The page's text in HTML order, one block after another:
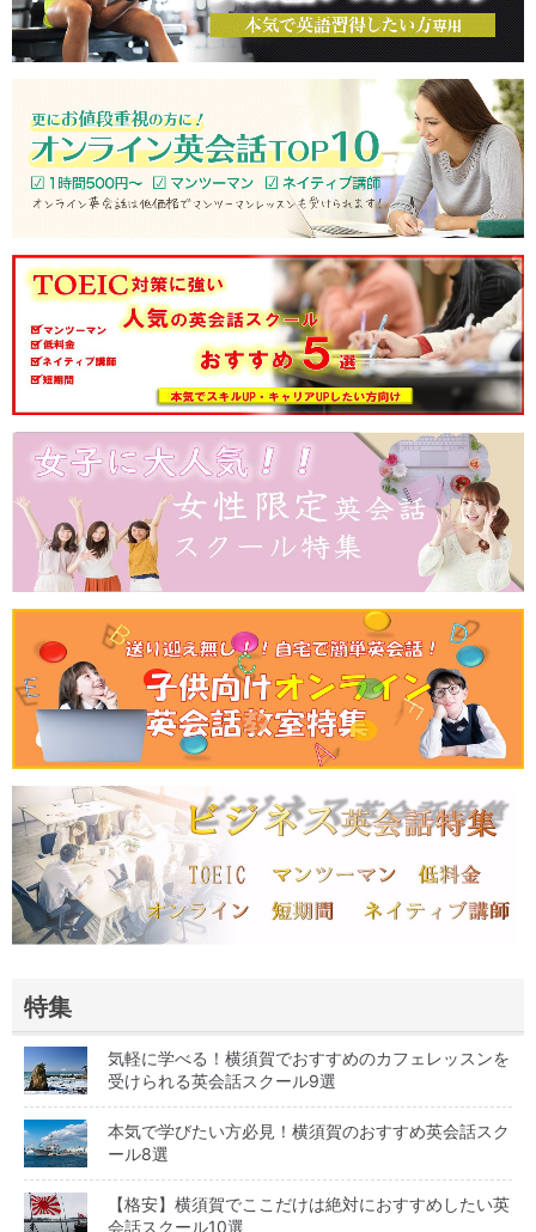
特集
気軽に学べる！横須賀でおすすめのカフェレッスンを
受けられる英会話スクール9選
本気で学びたい方必見！横須賀のおすすめ英会話スク
ール8選
【格安】横須賀でここだけは絶対におすすめしたい英
会話スクール10選